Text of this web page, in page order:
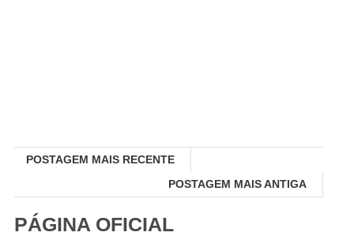
POSTAGEM MAIS RECENTE
POSTAGEM MAIS ANTIGA
PÁGINA OFICIAL